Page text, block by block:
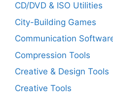
CD/DVD & ISO Utilities
City-Building Games
Communication
Compression Tools
Creative & Design Tools
Creative Tools